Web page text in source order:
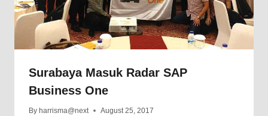
Surabaya Masuk Radar SAP
Business One
By harrisma@next August 25, 2017